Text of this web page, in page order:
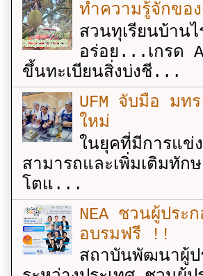
ทำความรู้จักขอ
สวนทุเรียนบ้าน
อร่อย...เกรด
ขึ้นทะเบียนสิ่งบ่งชี...
UFM จับมือ มท
ใหม่
ในยุคที่มีการแข่
สามารถและเพิ่มเติมทัก
โตแ...
NEA ชวนผู้ประ
อบรมฟรี !!
สถาบันพัฒนาผู้ป